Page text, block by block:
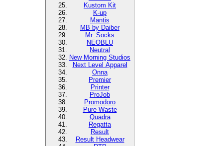
Kustom Kit
K-up
Mantis
MB by Daiber
Mr. Socks
NEOBLU
Neutral
New Morning Studios
Next Level Apparel
Onna
Premier
Printer
ProJob
Promodoro
Pure Waste
Quadra
Regatta
Result
Result Headwear